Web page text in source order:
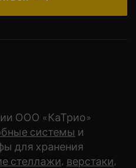
ООО «КаТрио»
системы и
для хранения
стеллажи, верстаки,